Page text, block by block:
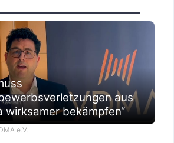
aus
wirksamer bekämpfen“
e.V.